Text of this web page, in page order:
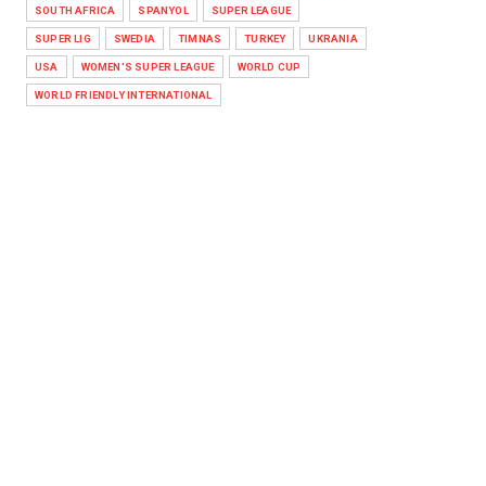
SOUTH AFRICA SPANYOL SUPER LEAGUE
SUPER LIG SWEDIA TIMNAS TURKEY UKRANIA
USA WOMEN'S SUPER LEAGUE WORLD CUP
WORLD FRIENDLY INTERNATIONAL